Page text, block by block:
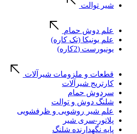
شیر توالت
علم دوش حمام
علم یونیکا (تک کاره)
یونیورست (2کاره)
قطعات و ملزومات شیرآلات
کارتریج شیرآلات
سردوش حمام
شلنگ دوش و توالت
علم شیر روشویی و ظرفشویی
پلاتور-سری شیر
پایه نگهدارنده شلنگ